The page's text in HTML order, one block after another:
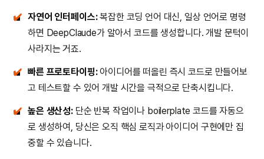
✔️ 자연어 인터페이스:복잡한 코딩 언어 대신, 일상 언어로 명령
하면 DeepClaude가 알아서 코드를 생성합니다. 개발 문턱이
사라지는 거죠.
✔️ 빠른 프로토타이핑:아이디어를 떠올린 즉시 코드로 만들어보
고 테스트할 수 있어 개발 시간을 극적으로 단축시킵니다.
✔️ 높은 생산성:단순 반복 작업이나 boilerplate 코드를 자동으
로 생성하여, 당신은 오직 핵심 로직과 아이디어 구현에만 집
중할 수 있습니다.